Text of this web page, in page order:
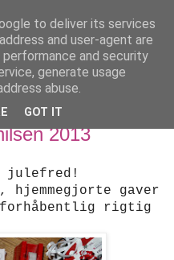
håndstrik
2013
julefred!
hjemmegjorte gaver
rigtig
to deliver its services
and user-agent are
and security
generate usage
abuse.
GOT IT